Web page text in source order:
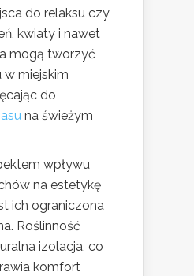
do relaksu czy
kwiaty i nawet
mogą tworzyć
miejskim
do
na świeżym
wpływu
na estetykę
ich ograniczona
Roślinność
izolacja, co
komfort